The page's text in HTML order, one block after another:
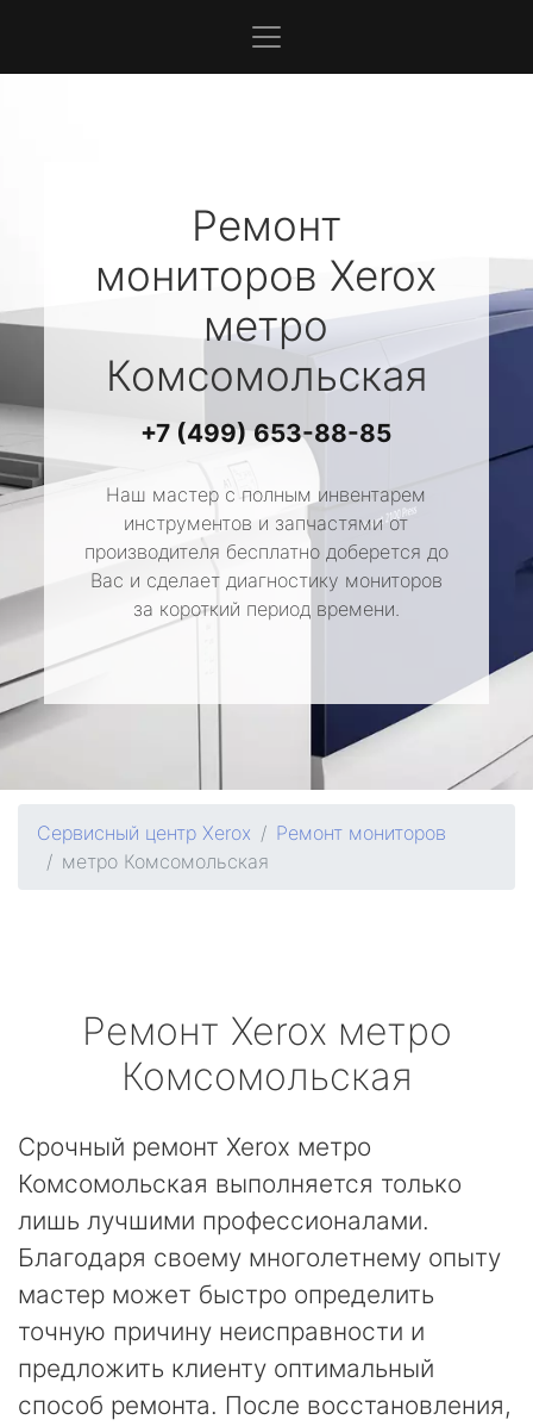
Ремонт
мониторов Xerox
метро
Комсомольская
+7 (499) 653-88-85
Наш мастер с полным инвентарем
инструментов и запчастями от
производителя бесплатно доберется до
Вас и сделает диагностику мониторов
за короткий период времени.
Сервисный центр Xerox
Ремонт мониторов
метро Комсомольская
Ремонт Xerox метро
Комсомольская
Срочный ремонт Xerox метро
Комсомольская выполняется только
лишь лучшими профессионалами.
Благодаря своему многолетнему опыту
мастер может быстро определить
точную причину неисправности и
предложить клиенту оптимальный
способ ремонта. После восстановления,